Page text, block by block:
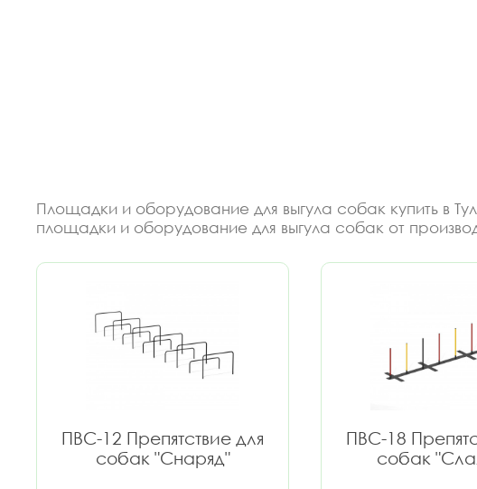
Площадки и оборудование для выгула собак купить в
площадки и оборудование для выгула собак от
ПВС-12 Препятствие для
собак "Снаряд"
ПВС-18
собак